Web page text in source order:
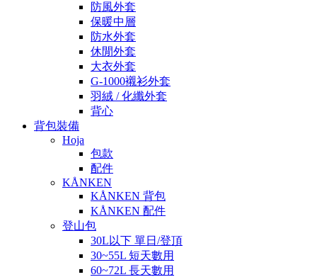
防風外套
保暖中層
防水外套
休閒外套
大衣外套
G-1000襯衫外套
羽絨 / 化纖外套
背心
背包裝備
Hoja
包款
配件
KÅNKEN
KÅNKEN 背包
KÅNKEN 配件
登山包
30L以下 單日/登頂
30~55L 短天數用
60~72L 長天數用